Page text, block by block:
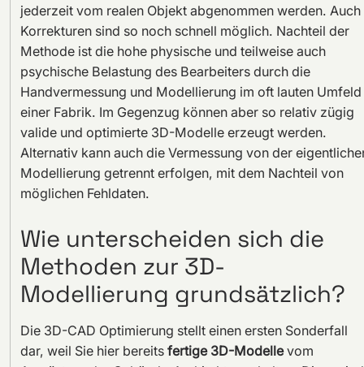
jederzeit vom realen Objekt abgenommen werden. Auch
Korrekturen sind so noch schnell möglich. Nachteil der
Methode ist die hohe physische und teilweise auch
psychische Belastung des Bearbeiters durch die
Handvermessung und Modellierung im oft lauten Umfeld
einer Fabrik. Im Gegenzug können aber so relativ zügig
valide und optimierte 3D-Modelle erzeugt werden.
Alternativ kann auch die Vermessung von der
Modellierung getrennt erfolgen, mit dem Nachteil von
möglichen Fehldaten.
Wie unterscheiden sich die
Methoden zur 3D-
Modellierung grundsätzlich?
Die 3D-CAD Optimierung stellt einen ersten Sonderfall
dar, weil Sie hier bereits fertige 3D-Modellevom